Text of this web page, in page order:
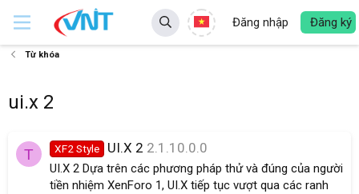
Đăng nhập Đăng ký
Từ khóa
ui.x 2
T XF2 Style UI.X 2 2.1.10.0.0
UI.X 2 Dựa trên các phương pháp thử và đúng của người
tiền nhiệm XenForo 1, UI.X tiếp tục vượt qua các ranh